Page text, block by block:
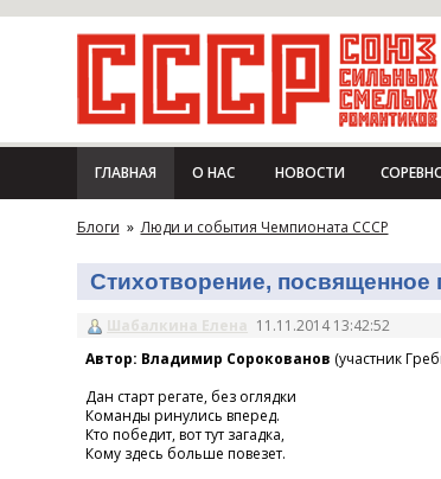
ГЛАВНАЯ О НАС НОВОСТИ
Блоги » Люди и события Чемпионата СССР
Стихотворение, посвященное
Шабалкина Елена 11.11.2014 13:42:52
Автор: Владимир Сорокованов (участник
Дан старт регате, без оглядки
Команды ринулись вперед.
Кто победит, вот тут загадка,
Кому здесь больше повезет.